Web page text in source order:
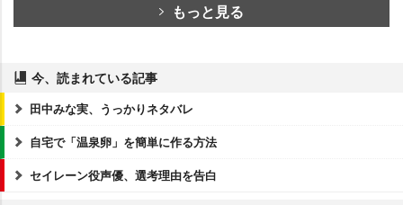
もっと見る
今、読まれている記事
田中みな実、うっかりネタバレ
自宅で「温泉卵」を簡単に作る方法
セイレーン役声優、選考理由を告白